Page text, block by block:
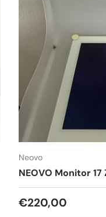
Neovo
NEOVO Monitor
Normaler Preis
€220,00